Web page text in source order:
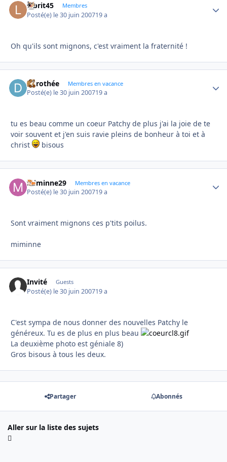
labrit45 Membres
Posté(e) le 30 juin 200719 a
Oh qu'ils sont mignons, c'est vraiment la fraternité !
dorothée Membres en vacance
Posté(e) le 30 juin 200719 a
tu es beau comme un coeur Patchy de plus j'ai la joie de te
voir souvent et j'en suis ravie pleins de bonheur à toi et à
christ
bisous
miminne29 Membres en vacance
Posté(e) le 30 juin 200719 a
Sont vraiment mignons ces p'tits poilus.
miminne
Invité Guests
Posté(e) le 30 juin 200719 a
C'est sympa de nous donner des nouvelles Patchy le
généreux. Tu es de plus en plus beau
La deuxième photo est géniale 8)
Gros bisous à tous les deux.
Partager Abonnés
Aller sur la liste des sujets